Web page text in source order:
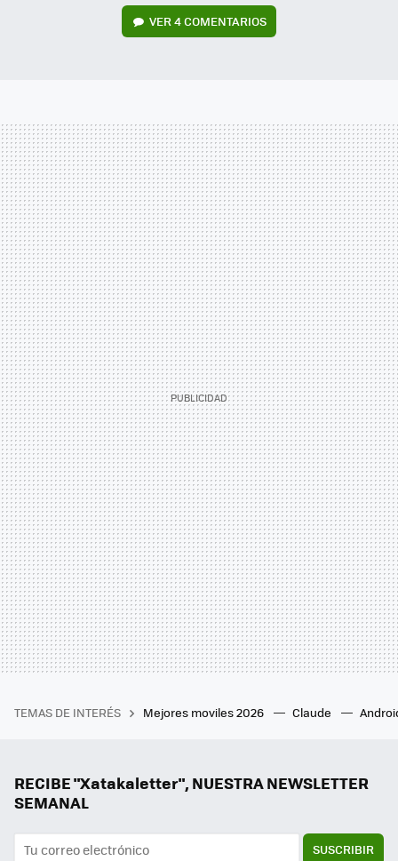
VER4 COMENTARIOS
TEMAS DE INTERÉS Mejores moviles 2026 Claude
RECIBE "Xatakaletter", NUESTRA NEWSLETTER
SEMANAL
SUSCRIBIR